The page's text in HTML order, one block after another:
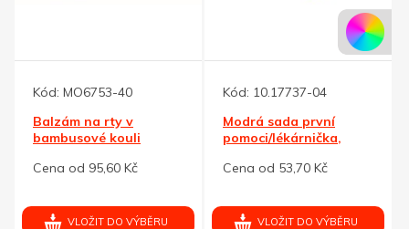
Kód: MO6753-40
Balzám na rty v
bambusové kouli
Cena od 95,60 Kč
VLOŽIT DO VÝBĚRU
Kód: 10.17737-04
Modrá sada první
pomoci/lékárnička,
Cena od 53,70 Kč
VLOŽIT DO VÝBĚRU